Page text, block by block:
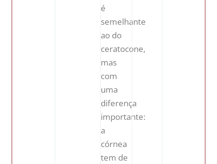
é
semelhante
ao do
ceratocone,
mas
com
uma
diferença
importante:
a
córnea
tem de